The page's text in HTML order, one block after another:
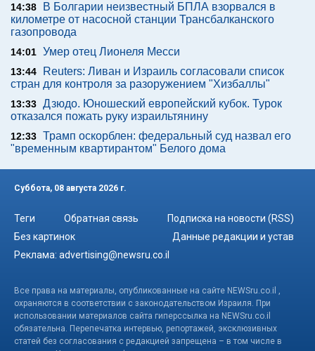
14:38
В Болгарии неизвестный БПЛА взорвался в
километре от насосной станции Трансбалканского
газопровода
14:01 Умер отец Лионеля Месси
13:44
Reuters: Ливан и Израиль согласовали список
стран для контроля за разоружением "Хизбаллы"
13:33 Дзюдо. Юношеский европейский кубок. Турок
отказался пожать руку израильтянину
12:33 Трамп оскорблен: федеральный суд назвал его
"временным квартирантом" Белого дома
Суббота, 08 августа 2026 г.
Теги Обратная связь
Подписка на новости (RSS)
Без картинок
Данные редакции и устав
Реклама: advertising@newsru.co.il
Все права на материалы, опубликованные на сайте NEWSru.co.il ,
охраняются в соответствии с законодательством Израиля. При
использовании материалов сайта гиперссылка на NEWSru.co.il
обязательна. Перепечатка интервью, репортажей, эксклюзивных
статей без согласования с редакцией запрещена – в том числе в